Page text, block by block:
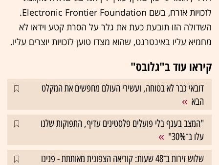
לזכויות אזרח, בשם Electronic Frontier Foundation.
השדולה הזו תובעת כעת את גלר על הסרת קטע וידאו לא
מחמיא עליו באינטרנט, שהוא מצדו טוען לזכויות יוצרים עליו.
קיראו עוד ב"גלובס"
דובאי כבר לא בטוחה, ועשירי העולם מחפשים את המקלט
הבא
"המצב בענף בלי פועלים פלסטינים עדיף, התפוקות שלנו
עלו ב־30%"
שלוש זירות ב־48 שעות: קוריאה הצפונית מאותתת - פנינו